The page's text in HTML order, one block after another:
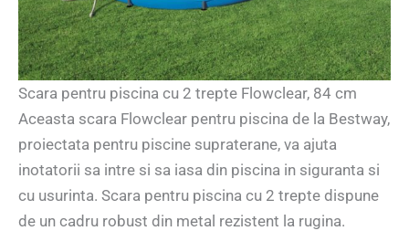
Scara pentru piscina cu 2 trepte Flowclear, 84 cm
Aceasta scara Flowclear pentru piscina de la Bestway,
proiectata pentru piscine supraterane, va ajuta
inotatorii sa intre si sa iasa din piscina in siguranta si
cu usurinta. Scara pentru piscina cu 2 trepte dispune
de un cadru robust din metal rezistent la rugina.